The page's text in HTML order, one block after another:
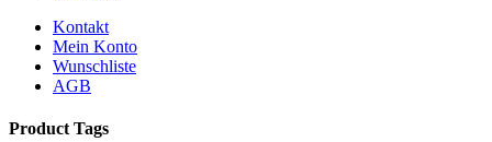
Kontakt
Mein Konto
Wunschliste
AGB
Product Tags